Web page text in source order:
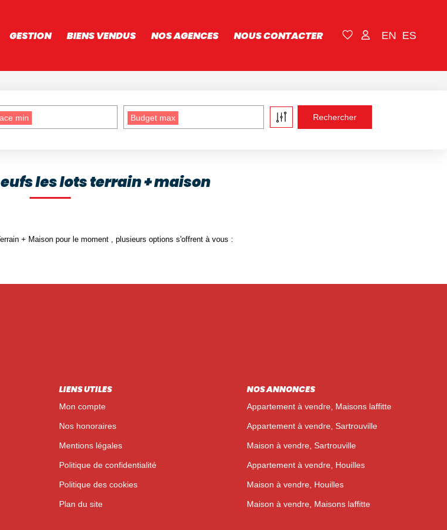
GESTION BIENS VENDUS NOS AGENCES NOUS CONTACTER EN ES
min Budget max
les lots terrain + maison
+ Maison pour le moment , plusieurs options s'offrent à vous :
LIENS UTILES
Mon compte
Nos honoraires
Mentions légales
Politique de confidentialité
Politique des cookies
Plan du site
NOS ANNONCES
Appartement à vendre, Maisons laffitte
Appartement à vendre, Sartrouville
Maison à vendre, Sartrouville
Appartement à vendre, Houilles
Maison à vendre, Houilles
Maison à vendre, Maisons laffitte